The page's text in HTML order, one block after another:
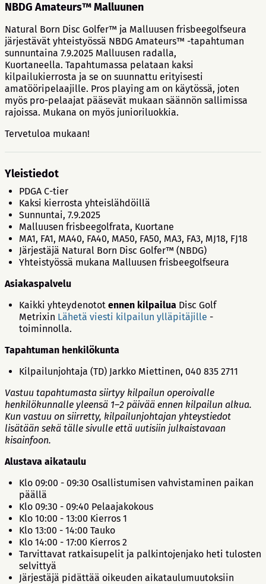
NBDG Amateurs™ Malluunen
Natural Born Disc Golfer™ ja Malluusen frisbeegolfseura
järjestävät yhteistyössä NBDG Amateurs™ -tapahtuman
sunnuntaina 7.9.2025 Malluusen radalla,
Kuortaneella. Tapahtumassa pelataan kaksi
kilpailukierrosta ja se on suunnattu erityisesti
amatööripelaajille. Pros playing am on käytössä, joten
myös pro-pelaajat pääsevät mukaan säännön sallimissa
rajoissa. Mukana on myös junioriluokkia.
Tervetuloa mukaan!
Yleistiedot
PDGA C-tier
Kaksi kierrosta yhteislähdöillä
Sunnuntai, 7.9.2025
Malluusen frisbeegolfrata, Kuortane
MA1, FA1, MA40, FA40, MA50, FA50, MA3, FA3, MJ18, FJ18
Järjestäjä Natural Born Disc Golfer™ (NBDG)
Yhteistyössä mukana Malluusen frisbeegolfseura
Asiakaspalvelu
Kaikki yhteydenotot ennen kilpailua Disc Golf
Metrixin Lähetä viesti kilpailun ylläpitäjille -
toiminnolla.
Tapahtuman henkilökunta
Kilpailunjohtaja (TD) Jarkko Miettinen, 040 835 2711
Vastuu tapahtumasta siirtyy kilpailun operoivalle
henkilökunnalle yleensä 1–2 päivää ennen kilpailun alkua.
Kun vastuu on siirretty, kilpailunjohtajan yhteystiedot
lisätään sekä tälle sivulle että uutisiin julkaistavaan
kisainfoon.
Alustava aikataulu
Klo 09:00 - 09:30 Osallistumisen vahvistaminen paikan
päällä
Klo 09:30 - 09:40 Pelaajakokous
Klo 10:00 - 13:00 Kierros 1
Klo 13:00 - 14:00 Tauko
Klo 14:00 - 17:00 Kierros 2
Tarvittavat ratkaisupelit ja palkintojenjako heti tulosten
selvittyä
Järjestäjä pidättää oikeuden aikataulumuutoksiin